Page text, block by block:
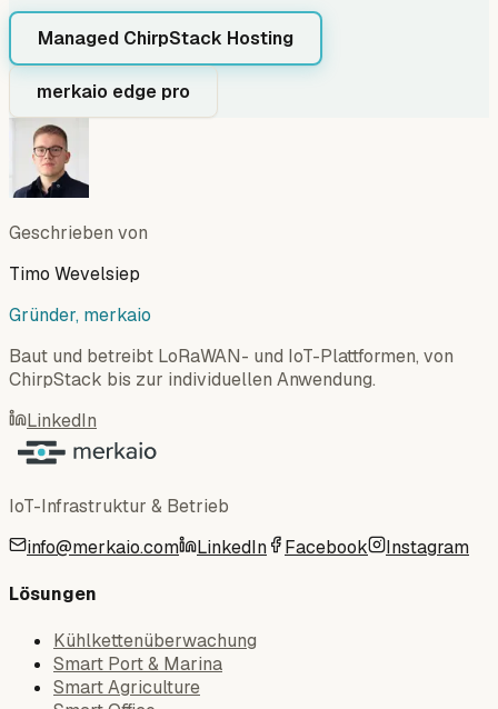
Managed ChirpStack Hosting
merkaio edge pro
Geschrieben von
Timo Wevelsiep
Gründer, merkaio
Baut und betreibt LoRaWAN- und IoT-Plattformen, von
ChirpStack bis zur individuellen Anwendung.
LinkedIn
IoT-Infrastruktur & Betrieb
info@merkaio.com
LinkedIn Facebook Instagram
Lösungen
Kühlkettenüberwachung
Smart Port & Marina
Smart Agriculture